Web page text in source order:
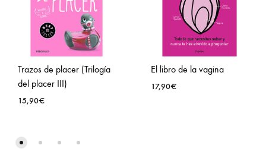
Trazos de placer (Trilogía
del placer III)
15,90€
El libro de la vagina
17,90€